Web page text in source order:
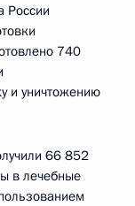
России
740
и уничтожению
66 852
в лечебные